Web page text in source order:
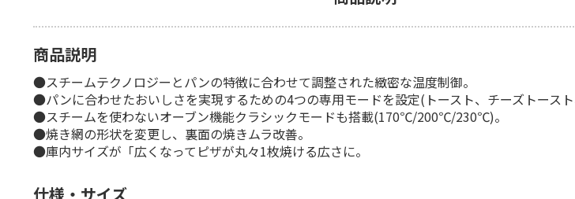
商品説明
●スチームテクノロジーとパンの特徴に合わせて調整された緻密な温度制御。
●パンに合わせたおいしさを実現するための4つの専用モードを設定(トースト、チーズトース
●スチームを使わないオーブン機能クラシックモードも搭載(170℃/200℃/230℃)。
●焼き網の形状を変更し、裏面の焼きムラ改善。
●庫内サイズが「広くなってピザが丸々1枚焼ける広さに。
仕様・サイズ